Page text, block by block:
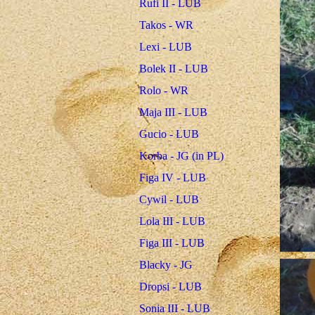
Rufi II - LUB
Takos - WR
Lexi - LUB
Bolek II - LUB
Rolo - WR
Maja III - LUB
Gucio - LUB
Korba - JG (in PL)
Figa IV - LUB
Cywil - LUB
Lola III - LUB
Figa III - LUB
Blacky - JG
Dropsi - LUB
Sonia III - LUB